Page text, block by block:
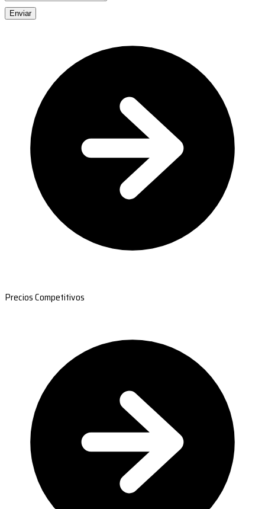
Enviar
Precios Competitivos